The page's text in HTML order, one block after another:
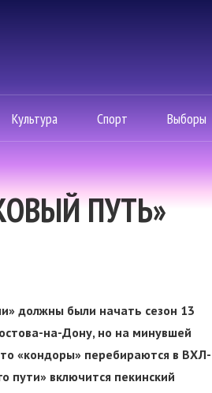
Культура Спорт Выборы
ПУТЬ»
должны были начать сезон 13
на-Дону, но на минувшей
«кондоры» перебираются в ВХЛ-
пути» включится пекинский